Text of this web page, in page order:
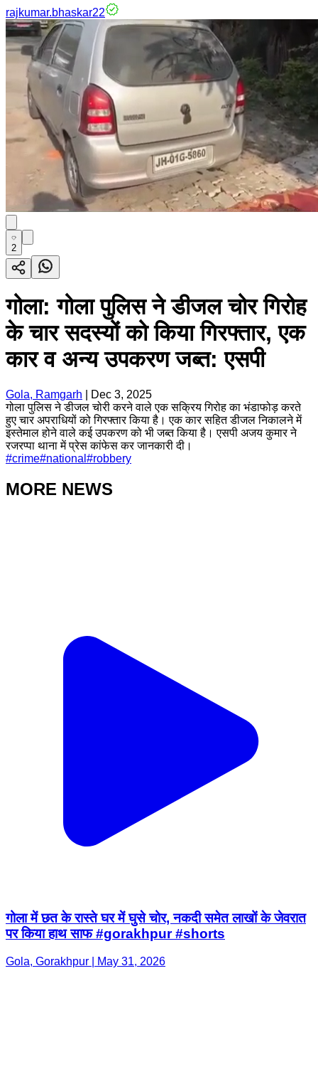
rajkumar.bhaskar22
2
गोला: गोला पुलिस ने डीजल चोर गिरोह
के चार सदस्यों को किया गिरफ्तार, एक
कार व अन्य उपकरण जब्त: एसपी
Gola, Ramgarh
Dec 3, 2025
गोला पुलिस ने डीजल चोरी करने वाले एक सक्रिय गिरोह का भंडाफोड़ करते
हुए चार अपराधियों को गिरफ्तार किया है। एक कार सहित डीजल निकालने में
इस्तेमाल होने वाले कई उपकरण को भी जब्त किया है। एसपी अजय कुमार ने
रजरप्पा थाना में प्रेस कांफेस कर जानकारी दी।
#crime#national #robbery
MORE NEWS
गोला में छत के रास्ते घर में घुसे चोर, नकदी समेत लाखों के जेवरात
पर किया हाथ साफ #gorakhpur #shorts
Gola, Gorakhpur | May 31, 2026